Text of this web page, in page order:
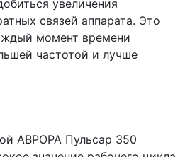
увеличения
связей аппарата. Это
момент времени
частотой и лучше
АВРОРА Пульсар 350